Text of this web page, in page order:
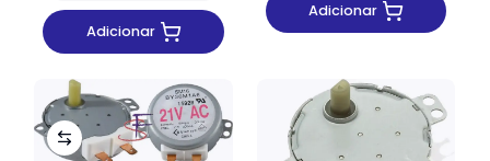
Adicionar
Adicionar